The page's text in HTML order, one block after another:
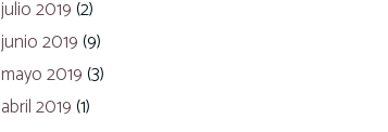
julio 2019 (2)
junio 2019 (9)
mayo 2019 (3)
abril 2019 (1)